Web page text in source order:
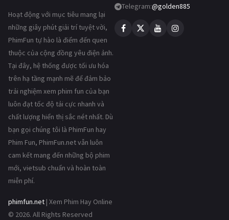
Hoạt động với mục tiêu mang lại
những giây phút giải trí tuyệt vời,
PhimFun tự hào là điểm đến quen
thuộc của cộng đồng yêu điện ảnh.
Tại đây, hệ thống được tối ưu hóa
trên hạ tầng mạnh mẽ để đảm bảo
trải nghiệm xem phim fun của bạn
luôn đạt tốc độ tải cực nhanh và
chất lượng hiển thị sắc nét nhất. Dù
bạn gọi chúng tôi là PhimFun hay
Phim Fun, PhimFun.net vẫn luôn
cam kết mang đến những bộ phim
mới, vietsub chuẩn và hoàn toàn
miễn phí.
phimfun.net | Xem Phim Hay Online
© 2026. All Rights Reserved
Telegram:@golden885